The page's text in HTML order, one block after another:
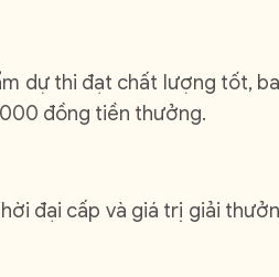
dự thi đạt chất lượng tốt,
đồng tiền thưởng.
đại cấp và giá trị giải